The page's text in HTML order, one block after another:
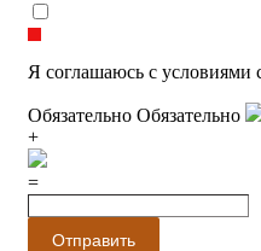
Я соглашаюсь с условиями
Обязательно Обязательно
+
=
Отправить